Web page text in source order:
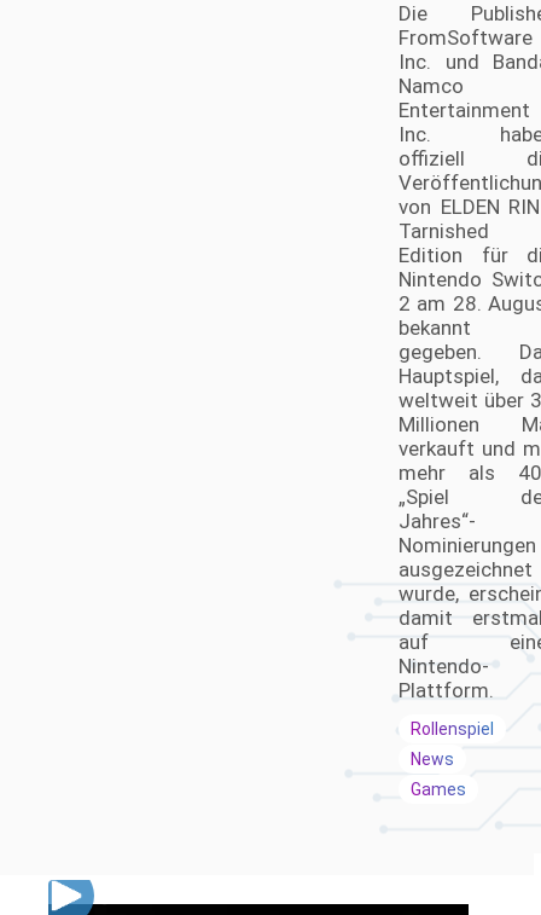
Die
FromSoftware
Inc. und
Namco
Entertainment
Inc.
offiziell
von ELDEN
Tarnished
Edition für
Nintendo
2 am 28.
bekannt
gegeben.
Hauptspiel,
weltweit über
Millionen
verkauft und
mehr als
„Spiel
Jahres“-
Nominierungen
ausgezeichnet
wurde,
damit
auf
Nintendo-
Plattform.
Rollenspiel
News
Games